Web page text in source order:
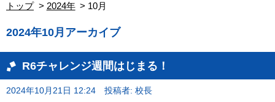
トップ 2024年 10月
2024年10月アーカイブ
R6チャレンジ週間はじまる！
2024年10月21日 12:24 投稿者: 校長